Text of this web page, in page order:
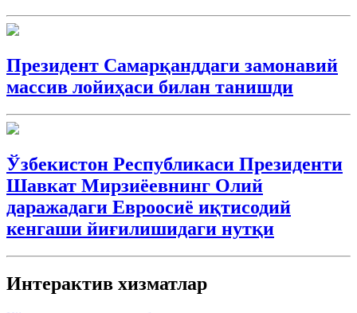
Президент Самарқанддаги замонавий
массив лойиҳаси билан танишди
Ўзбекистон Республикаси Президенти
Шавкат Мирзиёевнинг Олий
даражадаги Евроосиё иқтисодий
кенгаши йиғилишидаги нутқи
Интерактив xизматлар